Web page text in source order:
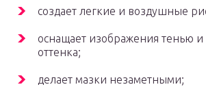
создает легкие и воздушные
оснащает изображения тенью
оттенка;
делает мазки незаметными;